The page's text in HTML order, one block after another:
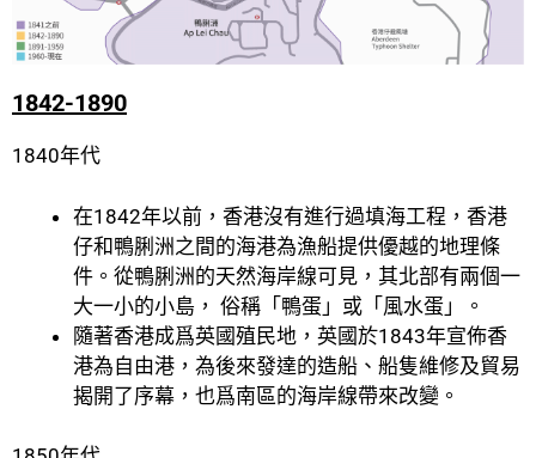
1842-1890
1840年代
在1842年以前，香港沒有進行過填海工程，香港
仔和鴨脷洲之間的海港為漁船提供優越的地理條
件。從鴨脷洲的天然海岸線可見，其北部有兩個一
大一小的小島， 俗稱「鴨蛋」或「風水蛋」。
隨著香港成爲英國殖民地，英國於1843年宣佈香
港為自由港，為後來發達的造船、船隻維修及貿易
揭開了序幕，也爲南區的海岸線帶來改變。